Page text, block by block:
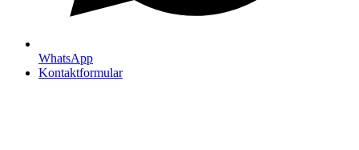
WhatsApp
Kontaktformular